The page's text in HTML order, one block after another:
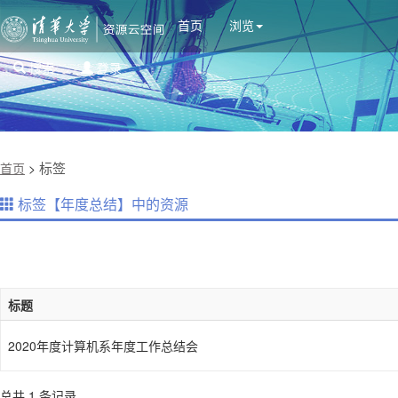
首页 浏览
搜索 登录
首页 > 标签
标签【年度总结】中的资源
标题
2020年度计算机系年度工作总结会